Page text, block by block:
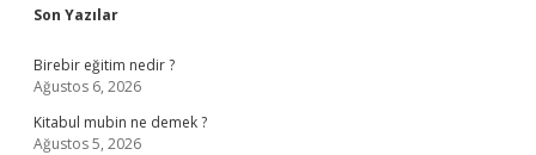
Sidebar
Son Yazılar
Birebir eğitim nedir ?
Ağustos 6, 2026
Kitabul mubin ne demek ?
Ağustos 5, 2026